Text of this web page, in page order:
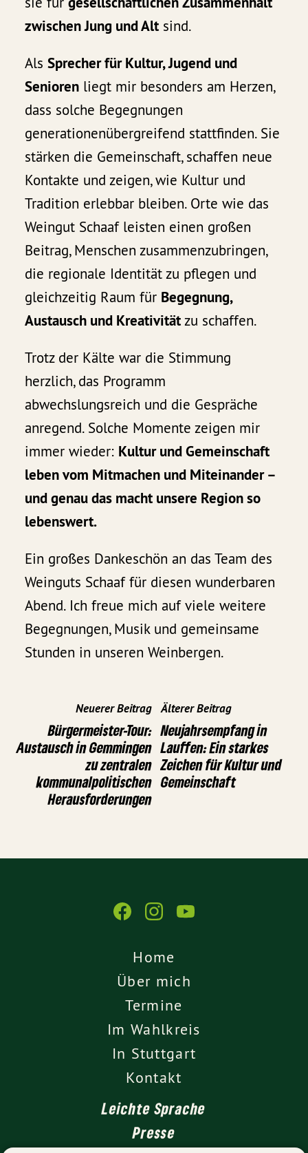
zwischen Jung und Alt sind.
AlsSprecher für Kultur, Jugend und
Senioren liegt mir besonders am Herzen,
dass solche Begegnungen
generationenübergreifend stattfinden. Sie
stärken die Gemeinschaft, schaffen neue
Kontakte und zeigen, wie Kultur und
Tradition erlebbar bleiben. Orte wie das
Weingut Schaaf leisten einen großen
Beitrag, Menschen zusammenzubringen,
die regionale Identität zu pflegen und
gleichzeitig Raum für Begegnung,
Austausch und Kreativitätzu schaffen.
Trotz der Kälte war die Stimmung
herzlich, das Programm
abwechslungsreich und die Gespräche
anregend. Solche Momente zeigen mir
immer wieder: Kultur und Gemeinschaft
leben vom Mitmachen und Miteinander –
und genau das macht unsere Region so
lebenswert.
Ein großes Dankeschön an das Team des
Weinguts Schaaf für diesen wunderbaren
Abend. Ich freue mich auf viele weitere
Begegnungen, Musik und gemeinsame
Stunden in unseren Weinbergen.
Neuerer Beitrag
Bürgermeister-Tour:
Austausch in Gemmingen
zu zentralen
kommunalpolitischen
Herausforderungen
Älterer Beitrag
Neujahrsempfang in
Lauffen: Ein starkes
Zeichen für Kultur und
Gemeinschaft
Home
Über mich
Termine
Im Wahlkreis
In Stuttgart
Kontakt
Leichte Sprache
Presse